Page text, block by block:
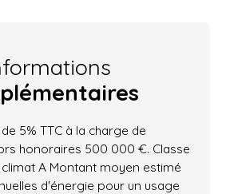
5% TTC à la charge de
honoraires 500 000 €. Classe
A Montant moyen estimé
d'énergie pour un usage